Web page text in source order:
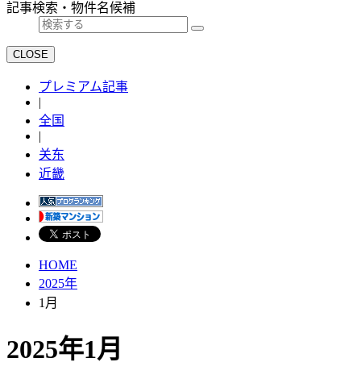
記事検索・物件名候補
CLOSE
プレミアム記事
|
全国
|
关东
近畿
HOME
2025年
1月
2025年1月